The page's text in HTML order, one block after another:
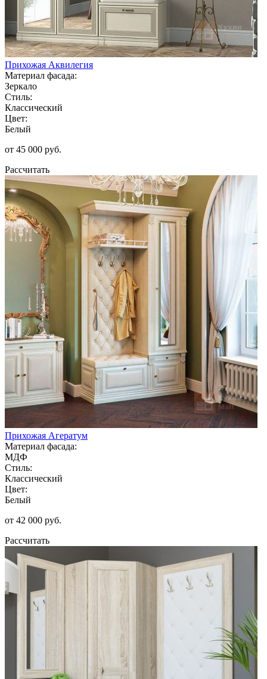
Прихожая Аквилегия
Материал фасада:
Зеркало
Стиль:
Классический
Цвет:
Белый
от 45 000 руб.
Рассчитать
Прихожая Агератум
Материал фасада:
МДФ
Стиль:
Классический
Цвет:
Белый
от 42 000 руб.
Рассчитать